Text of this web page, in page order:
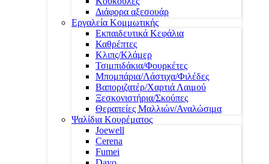
Διάφορα αξεσουάρ
Εργαλεία Κομμωτικής
Εκπαιδευτικά Κεφάλια
Καθρέπτες
Κλιπς/Κλάμερ
Τσιμπιδάκια/Φουρκέτες
Μπομπάρια/Λάστιχα/Φιλέδες
Βαποριζατέρ/Χαρτιά Λαιμού
Ξεσκονιστήρια/Σκούπες
Θεραπείες Μαλλιών/Αναλώσιμα
Ψαλίδια Κουρέματος
Joewell
Cerena
Fumei